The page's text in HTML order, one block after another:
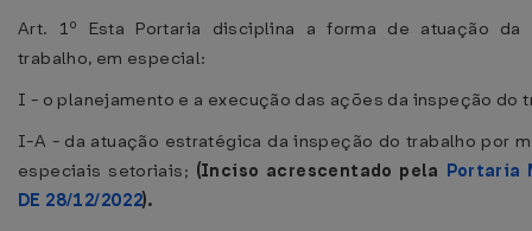
Art. 1º Esta Portaria disciplina a forma de atuação da
trabalho, em especial:
I - o planejamento e a execução das ações da inspeção do
I-A - da atuação estratégica da inspeção do trabalho por
especiais setoriais; (Inciso acrescentado pela Portaria
DE 28/12/2022).